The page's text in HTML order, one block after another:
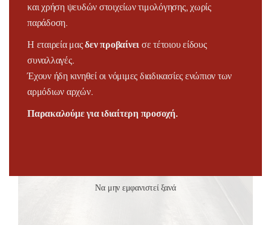
και χρήση ψευδών στοιχείων τιμολόγησης, χωρίς
παράδοση.
Η εταιρεία μαςδεν προβαίνεισε τέτοιου είδους
συναλλαγές.
Έχουν ήδη κινηθεί οι νόμιμες διαδικασίες ενώπιον των
αρμόδιων αρχών.
Παρακαλούμε για ιδιαίτερη προσοχή.
Να μην εμφανιστεί ξανά